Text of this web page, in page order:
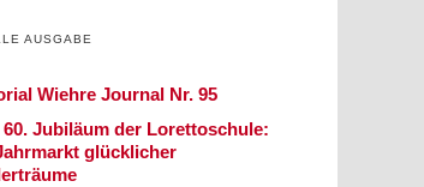
AUSGABE
Wiehre Journal Nr. 95
60. Jubiläum der Lorettoschule:
glücklicher